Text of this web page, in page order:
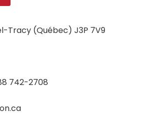
Tracy (Québec) J3P 7V9
742-2708